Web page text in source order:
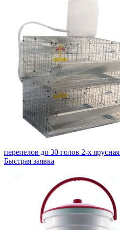
перепелов до 30 голов 2-х ярусная
Быстрая заявка